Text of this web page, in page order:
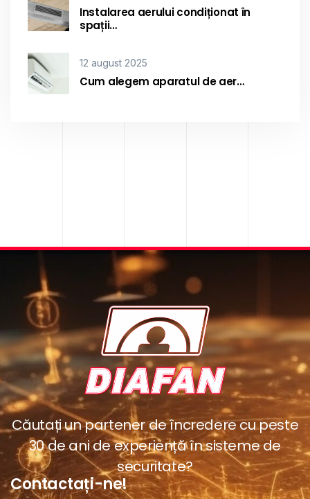
Instalarea aerului condiționat în
spații…
12 august 2025
Cum alegem aparatul de aer…
Căutați un partener de încredere cu peste
30 de ani de experiență în sisteme de
securitate?
Contactați-ne!